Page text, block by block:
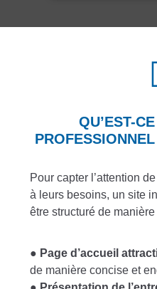
QU’EST-
Pour capter l’attention
à leurs besoins, un site
être structuré de
● Page d’accueil
de manière concise et